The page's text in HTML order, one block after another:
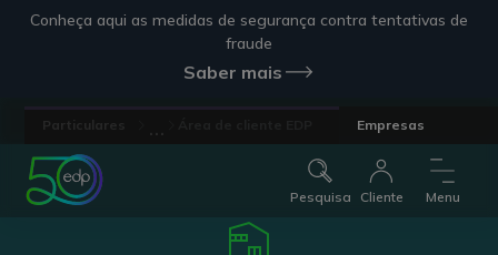
Conheça aqui as medidas de segurança contra tentativas de
fraude
Saber mais
Empresas
Pesquisa Cliente Menu